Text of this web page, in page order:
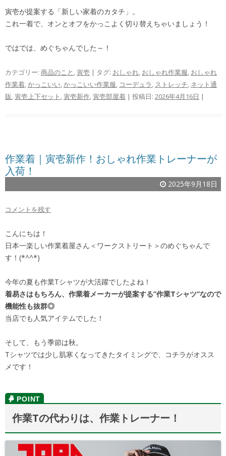
寅壱が提案する「新しい家着のカタチ」。
これ一着で、オンとオフをかっこよく切り替えちゃいましょう！
ではでは、めぐちゃんでした～！
カテゴリー: 商品のこと , 寅壱 | タグ: おしゃれ, おしゃれ作業服, おしゃれ
作業着,かっこいい,かっこいい作業服, コーデュラ, ストレッチ, ネット通
販, 寅壱上下セット , 寅壱新作, 寅壱部屋着 | 投稿日: 2026年4月16日 |
作業着｜寅壱新作！おしゃれ作業トレーナーが
入荷！
2025年9月18日
コメントを残す
こんにちは！
日本一楽しい作業着屋さん＜ワークストリート＞のめぐちゃんで
す！(*^^*)
今年の夏も作業Tシャツが大活躍でしたよね！
着易さはもちろん、作業着メーカーが提案する”作業Tシャツ”なので
機能性も抜群◎
当店でも人気アイテムでした！
そして、もう季節は秋。
Tシャツでは少し肌寒くなってきたタイミングで、コチラがオスス
メです！
作業Tの代わりは、作業トレーナー！